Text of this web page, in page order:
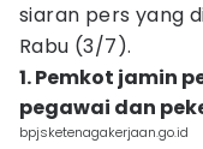
siaran pers yang
Rabu (3/7).
1. Pemkot jamin
pegawai dan
bpjsketenagakerjaan.go.id